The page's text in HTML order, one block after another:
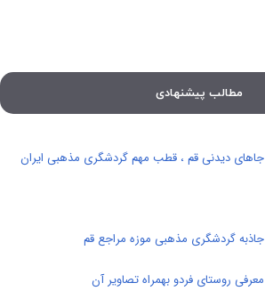
مطالب پیشنهادی
جاهای دیدنی قم ، قطب مهم گردشگری مذهبی ایران
جاذبه گردشگری مذهبی موزه مراجع قم
معرفی روستای فردو بهمراه تصاویر آن